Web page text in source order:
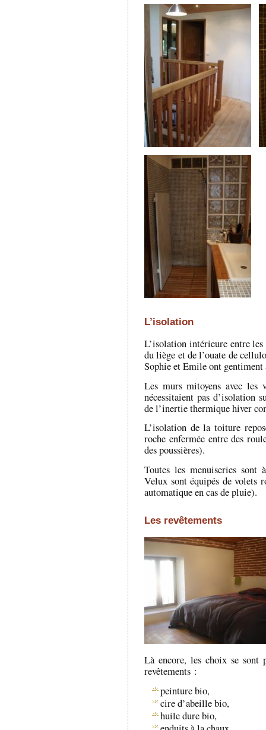
L’isolation
L’isolation intérieure entre les
du liège et de l’ouate de
Sophie et Emile ont gentiment
Les murs mitoyens avec les
nécessitaient pas d’isolation
de l’inertie thermique hiver
L’isolation de la toiture
roche enfermée entre des
des poussières).
Toutes les menuiseries
Velux sont équipés de volets
automatique en cas de pluie).
Les revêtements
Là encore, les choix se sont
revêtements :
peinture bio,
cire d’abeille bio,
huile dure bio,